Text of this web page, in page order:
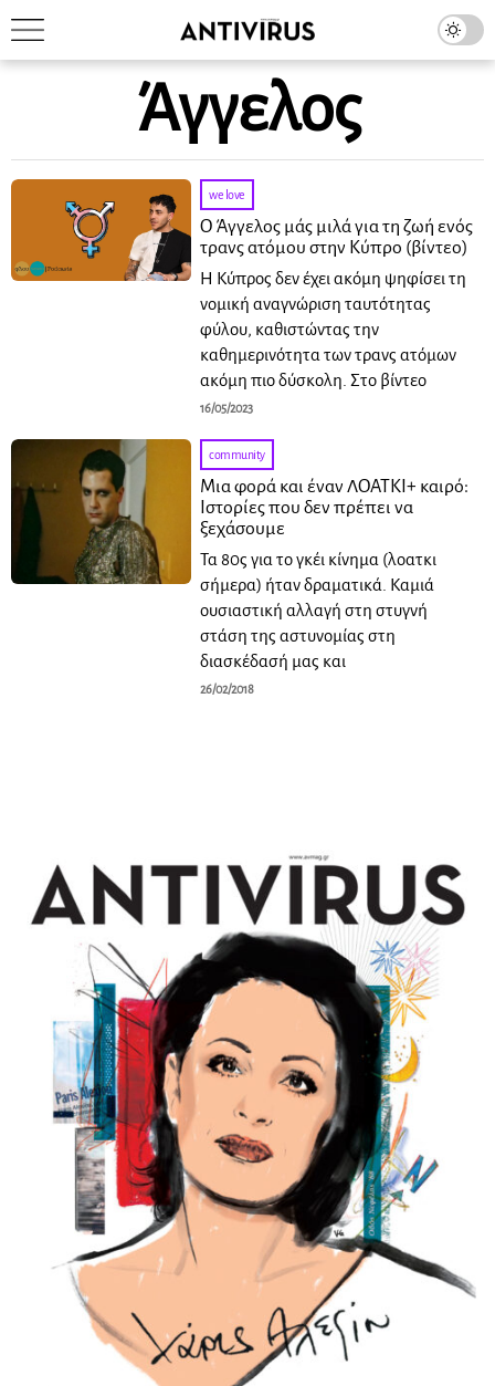
Άγγελος
we love
Ο Άγγελος μάς μιλά για τη ζωή ενός
τρανς ατόμου στην Κύπρο (βίντεο)
Η Κύπρος δεν έχει ακόμη ψηφίσει τη
νομική αναγνώριση ταυτότητας
φύλου, καθιστώντας την
καθημερινότητα των τρανς ατόμων
ακόμη πιο δύσκολη. Στο βίντεο
16/05/2023
community
Μια φορά και έναν ΛΟΑΤΚΙ+ καιρό:
Ιστορίες που δεν πρέπει να
ξεχάσουμε
Τα 80ς για το γκέι κίνημα (λοατκι
σήμερα) ήταν δραματικά. Καμιά
ουσιαστική αλλαγή στη στυγνή
στάση της αστυνομίας στη
διασκέδασή μας και
26/02/2018